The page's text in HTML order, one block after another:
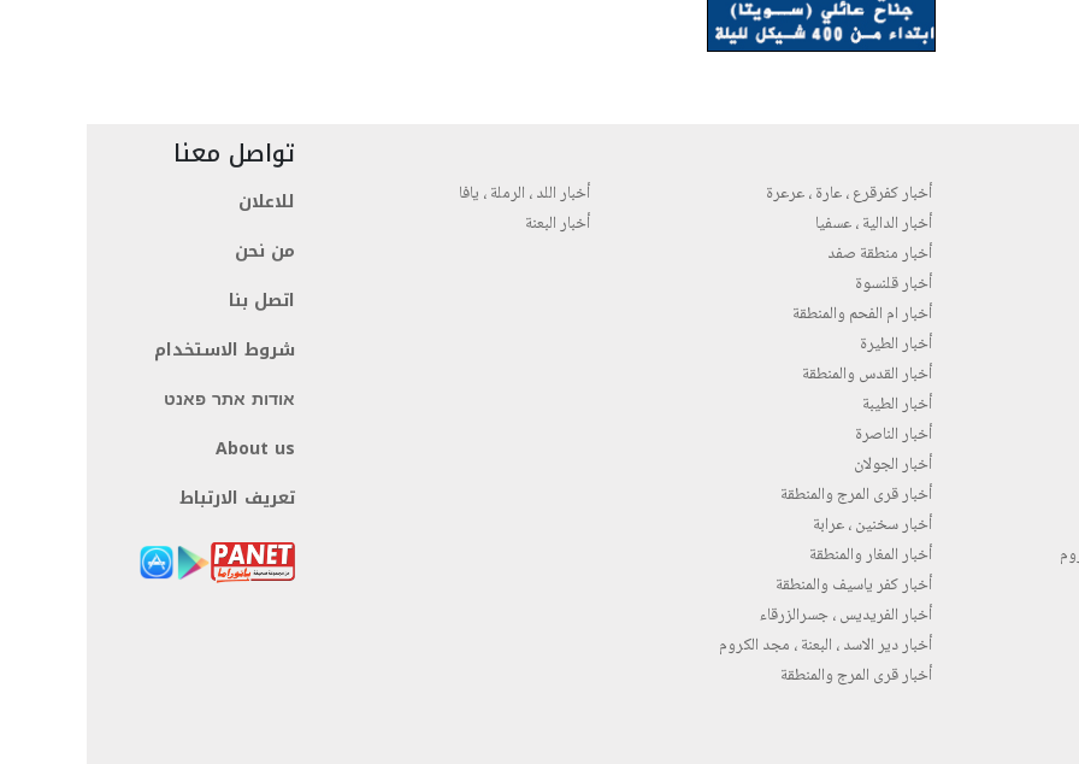
أخبار كفرقرع ، عارة ، عرعرة
أخبار الدالية ، عسفيا
أخبار منطقة صفد
أخبار قلنسوة
أخبار ام الفحم والمنطقة
أخبار الطيرة
أخبار القدس والمنطقة
أخبار الطيبة
أخبار الناصرة
أخبار الجولان
أخبار قرى المرج والمنطقة
أخبار سخنين ، عرابة
أخبار المغار والمنطقة
أخبار كفر ياسيف والمنطقة
أخبار الفريديس ، جسرالزرقاء
أخبار دير الاسد ، البعنة ، مجد الكروم
أخبار قرى المرج والمنطقة
أخبار اللد ، الرملة ، يافا
أخبار البعنة
تواصل معنا
للاعلان
من نحن
اتصل بنا
شروط الاستخدام
אודות אתר פאנט
About us
تعريف الارتباط